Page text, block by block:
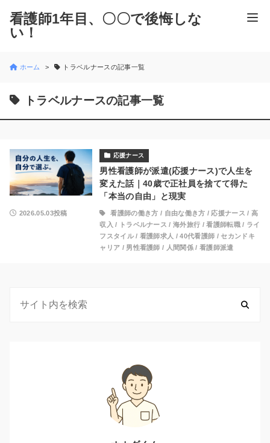
看護師1年目、〇〇で後悔しな
い！
ホーム トラベルナースの記事一覧
トラベルナースの記事一覧
応援ナース
男性看護師が派遣(応援ナース)で人生を
変えた話｜40歳で正社員を捨てて得た
「本当の自由」と現実
2026.05.03投稿 看護師の働き方 / 自由な働き方 / 応援ナース /高
収入 / トラベルナース /海外旅行 /看護師転職/ ライ
フスタイル/ 看護師求人 /40代看護師 / セカンドキ
ャリア / 男性看護師 / 人間関係 /看護師派遣